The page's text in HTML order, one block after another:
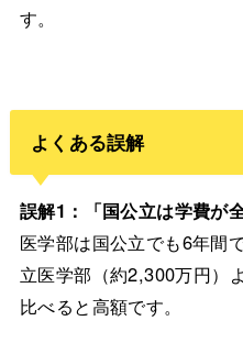
す。
よくある誤解
誤解1：「国公立は学費が
医学部は国公立でも6年間
立医学部（約2,300万円）
比べると高額です。